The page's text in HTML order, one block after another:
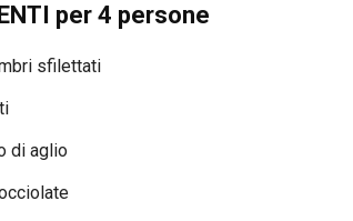
per 4 persone
sfilettati
di aglio